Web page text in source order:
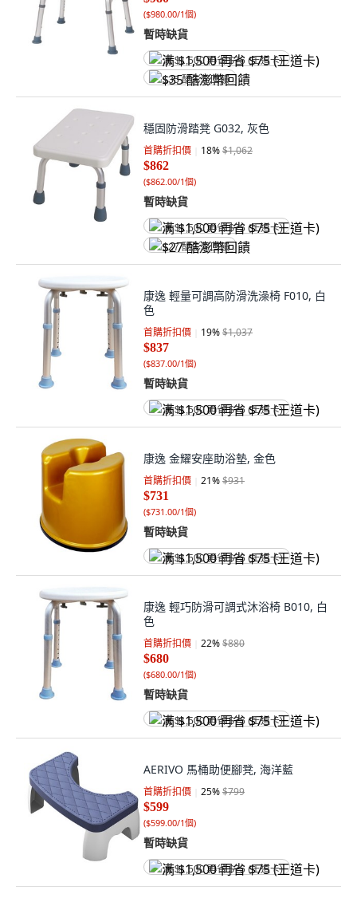
($980.00/1個)
暫時缺貨
满 $1,500 再省 $75 (王道卡)
$35 酷澎幣回饋
穩固防滑踏凳 G032, 灰色
首購折扣價 18%$1,062
$862
($862.00/1個)
暫時缺貨
满 $1,500 再省 $75 (王道卡)
$27 酷澎幣回饋
康逸 輕量可調高防滑洗澡椅 F010, 白
色
首購折扣價 19%$1,037
$837
($837.00/1個)
暫時缺貨
满 $1,500 再省 $75 (王道卡)
康逸 金耀安座助浴墊, 金色
首購折扣價 21%$931
$731
($731.00/1個)
暫時缺貨
满 $1,500 再省 $75 (王道卡)
康逸 輕巧防滑可調式沐浴椅 B010, 白
色
首購折扣價 22%$880
$680
($680.00/1個)
暫時缺貨
满 $1,500 再省 $75 (王道卡)
AERIVO 馬桶助便腳凳, 海洋藍
首購折扣價 25%$799
$599
($599.00/1個)
暫時缺貨
满 $1,500 再省 $75 (王道卡)